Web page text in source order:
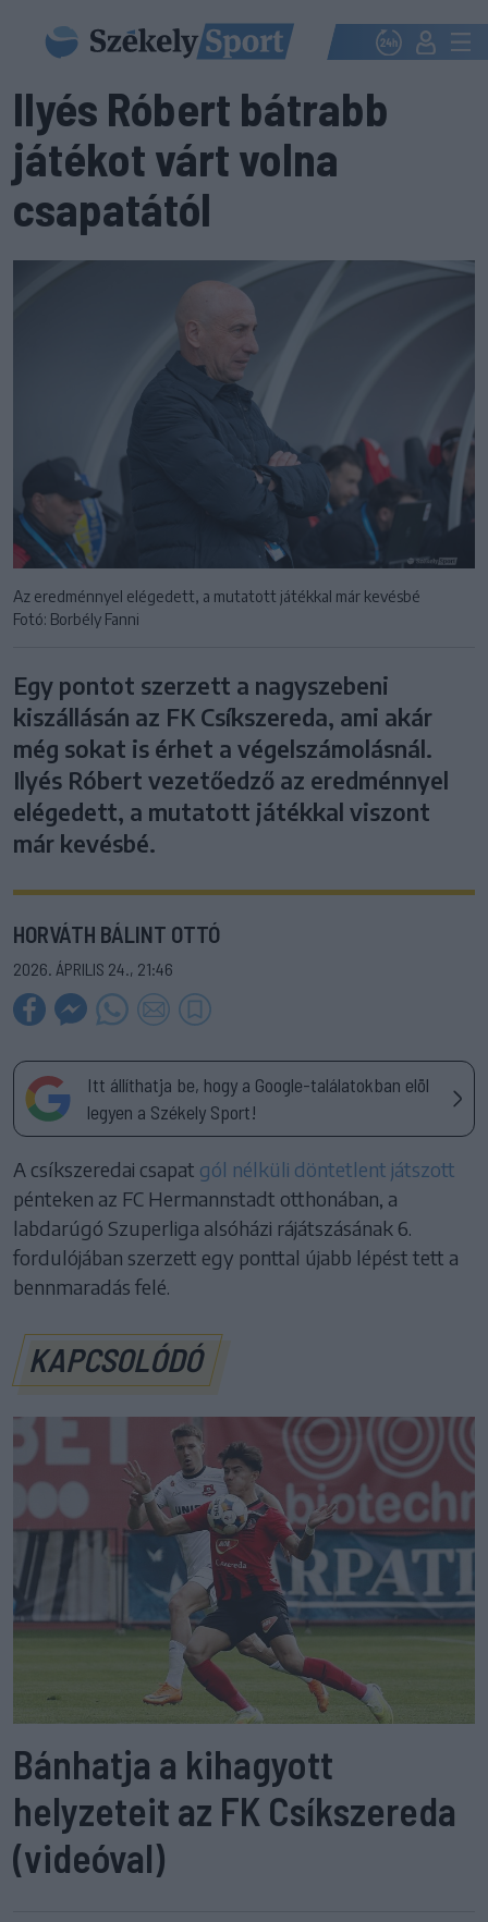
Ilyés Róbert bátrabb
játékot várt volna
csapatától
Az eredménnyel elégedett, a mutatott játékkal már kevésbé
Fotó: Borbély Fanni
Egy pontot szerzett a nagyszebeni
kiszállásán az FK Csíkszereda, ami akár
még sokat is érhet a végelszámolásnál.
Ilyés Róbert vezetőedző az eredménnyel
elégedett, a mutatott játékkal viszont
már kevésbé.
HORVÁTH BÁLINT OTTÓ
2026. ÁPRILIS 24., 21:46
Itt állíthatja be, hogy a Google-találatokban elöl
legyen a Székely Sport!
A csíkszeredai csapat gól nélküli döntetlent játszott
pénteken az FC Hermannstadt otthonában, a
labdarúgó Szuperliga alsóházi rájátszásának 6.
fordulójában szerzett egy ponttal újabb lépést tett a
bennmaradás felé.
KAPCSOLÓDÓ
Bánhatja a kihagyott
helyzeteit az FK Csíkszereda
(videóval)